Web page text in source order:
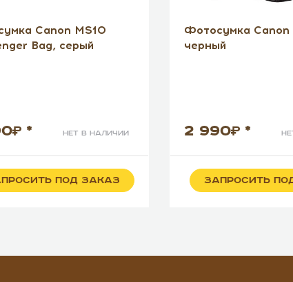
Canon MS10
Bag, серый
* нет в наличии
ПОД ЗАКАЗ
Фотосумка
черный
2 990 *
ЗАПРОСИТЬ